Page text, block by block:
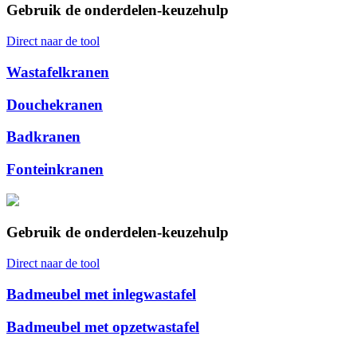
Gebruik de onderdelen-keuzehulp
Direct naar de tool
Wastafelkranen
Douchekranen
Badkranen
Fonteinkranen
Gebruik de onderdelen-keuzehulp
Direct naar de tool
Badmeubel met inlegwastafel
Badmeubel met opzetwastafel